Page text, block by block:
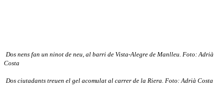
Dos nens fan un ninot de neu, al barri de Vista-Alegre de Manlleu. Foto: Adrià
Costa
Dos ciutadants treuen el gel acomulat al carrer de la Riera. Foto: Adrià Costa